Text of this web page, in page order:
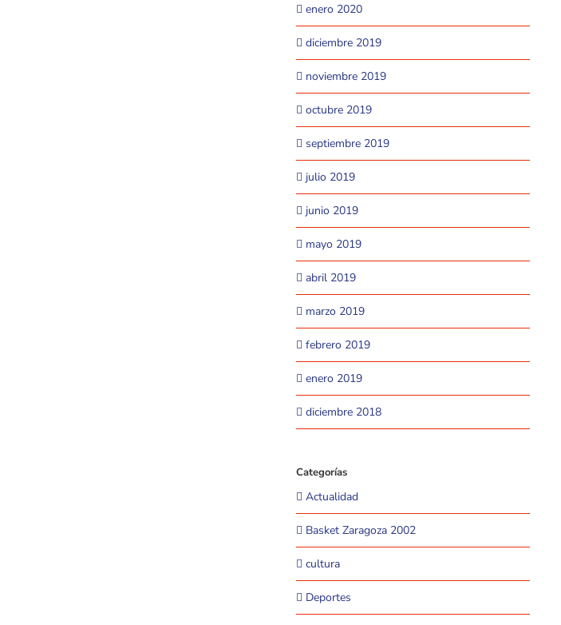
enero 2020
diciembre 2019
noviembre 2019
octubre 2019
septiembre 2019
julio 2019
junio 2019
mayo 2019
abril 2019
marzo 2019
febrero 2019
enero 2019
diciembre 2018
Categorías
Actualidad
Basket Zaragoza 2002
cultura
Deportes